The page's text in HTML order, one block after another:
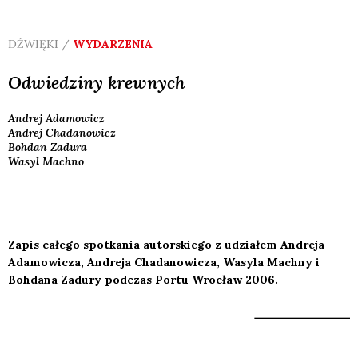
DŹWIĘKI / WYDARZENIA
Odwiedziny krewnych
Andrej Adamowicz
Andrej Chadanowicz
Bohdan Zadura
Wasyl Machno
Zapis całego spotkania autorskiego z udziałem Andreja
Adamowicza, Andreja Chadanowicza, Wasyla Machny i
Bohdana Zadury podczas Portu Wrocław 2006.